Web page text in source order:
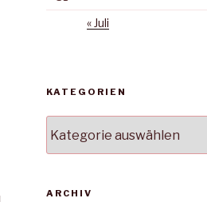
« Juli
KATEGORIEN
ARCHIV